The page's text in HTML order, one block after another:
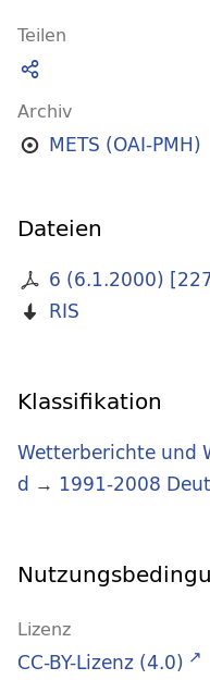
Teilen
Archiv
METS (OAI-PMH)
Dateien
6 (6.1.2000) [
RIS
Klassifikation
Wetterberichte und
d → 1991-2008
Lizenz
CC-BY-Lizenz (4.0)